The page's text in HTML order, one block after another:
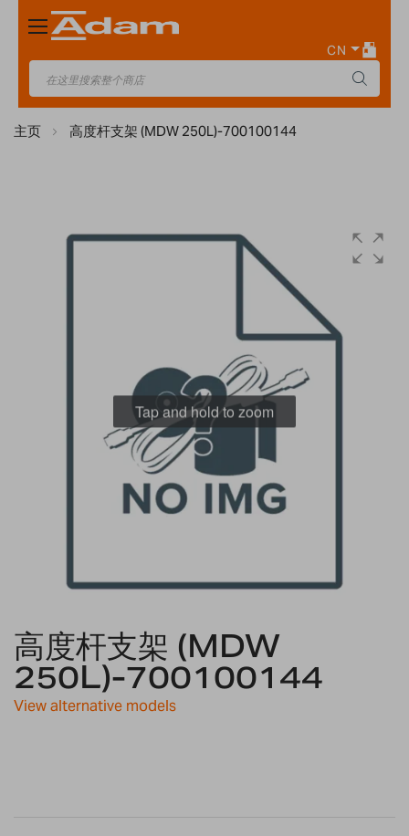
Toggle
Nav
CN
主页 高度杆支架 (MDW 250L)-700100144
Tap and hold to zoom
to
the
beginning
of
the
高度杆支架 (MDW
250L)-700100144
View alternative models